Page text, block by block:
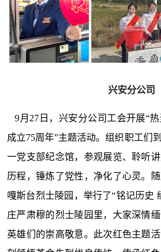
兴安分公司
9月27日，兴安分公司工会开展“
成立75周年”主题活动。组织职工们
一党支部纪念馆，参观展览、聆听
历程，锤炼了党性，净化了心灵。
嘎斯台烈士陵园，举行了“铭记历史
庄严肃穆的烈士陵园里，大家深情
英雄们的崇高敬意。此次红色主题